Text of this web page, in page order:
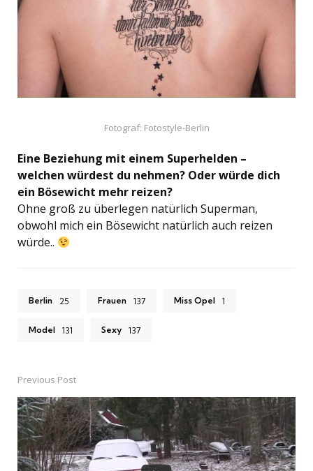
Fotograf: Fotostyle-Berlin
Eine Beziehung mit einem Superhelden –
welchen würdest du nehmen? Oder würde dich
ein Bösewicht mehr reizen?
Ohne groß zu überlegen natürlich Superman,
obwohl mich ein Bösewicht natürlich auch reizen
würde..
Berlin 25 Frauen 137 Miss Opel 1
Model 131 Sexy 137
Post
navigation
Previous Post